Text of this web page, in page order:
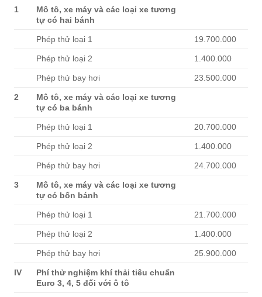
1
Mô tô, xe máy và các loại xe tương
tự có hai bánh
Phép thử loại 1 19.700.000
Phép thử loại 2 1.400.000
Phép thử bay hơi 23.500.000
2
Mô tô, xe máy và các loại xe tương
tự có ba bánh
Phép thử loại 1 20.700.000
Phép thử loại 2 1.400.000
Phép thử bay hơi 24.700.000
3
Mô tô, xe máy và các loại xe tương
tự có bốn bánh
Phép thử loại 1 21.700.000
Phép thử loại 2 1.400.000
Phép thử bay hơi 25.900.000
IV
Phí thử nghiệm khí thải tiêu chuẩn
Euro 3, 4, 5 đối với ô tô